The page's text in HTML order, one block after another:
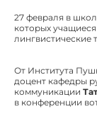
27 февраля в
которых
лингвистические
От Института
доцент кафедры
коммуникации
в конференции